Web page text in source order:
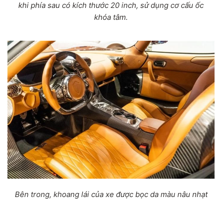
khi phía sau có kích thước 20 inch, sử dụng cơ cấu ốc
khóa tâm.
Bên trong, khoang lái của xe được bọc da màu nâu nhạt